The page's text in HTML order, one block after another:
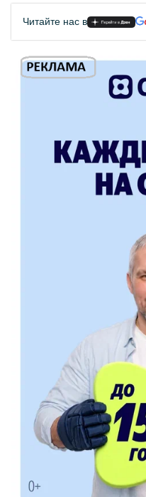
Читайте нас в